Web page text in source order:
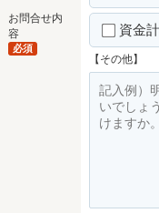
お問合せ内
容
必須
資金
【その他】